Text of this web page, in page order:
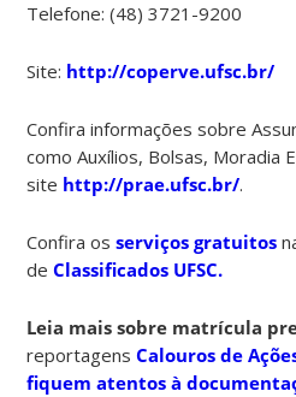
Telefone: (48) 3721-9200
Site: http://coperve.ufsc.br/
Confira informações sobre
como Auxílios, Bolsas, Moradia
site http://prae.ufsc.br/.
Confira osserviços gratuitos
deClassificados UFSC.
Leia mais sobre matrícula
reportagensCalouros de
fiquem atentos à